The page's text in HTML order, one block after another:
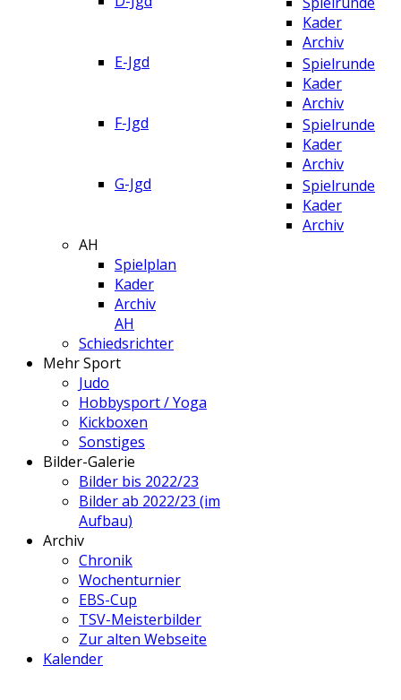
Kader
Archiv
E-Jgd
Spielrunde
Kader
Archiv
F-Jgd
Spielrunde
Kader
Archiv
G-Jgd
Spielrunde
Kader
Archiv
AH
Spielplan
Kader
Archiv
AH
Schiedsrichter
Mehr Sport
Judo
Hobbysport / Yoga
Kickboxen
Sonstiges
Bilder-Galerie
Bilder bis 2022/23
Bilder ab 2022/23 (im
Aufbau)
Archiv
Chronik
Wochenturnier
EBS-Cup
TSV-Meisterbilder
Zur alten Webseite
Kalender